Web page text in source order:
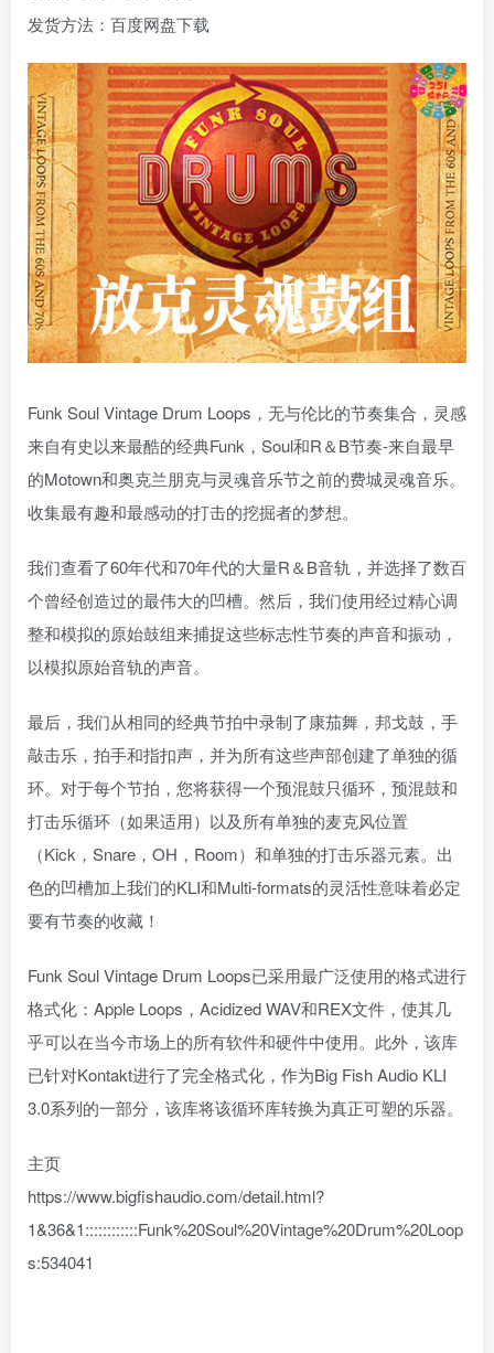
发货方法：百度网盘下载
Funk Soul Vintage Drum Loops，无与伦比的节奏集合，灵感
来自有史以来最酷的经典Funk，Soul和R＆B节奏-来自最早
的Motown和奥克兰朋克与灵魂音乐节之前的费城灵魂音乐。
收集最有趣和最感动的打击的挖掘者的梦想。
我们查看了60年代和70年代的大量R＆B音轨，并选择了数百
个曾经创造过的最伟大的凹槽。然后，我们使用经过精心调
整和模拟的原始鼓组来捕捉这些标志性节奏的声音和振动，
以模拟原始音轨的声音。
最后，我们从相同的经典节拍中录制了康茄舞，邦戈鼓，手
敲击乐，拍手和指扣声，并为所有这些声部创建了单独的循
环。对于每个节拍，您将获得一个预混鼓只循环，预混鼓和
打击乐循环（如果适用）以及所有单独的麦克风位置
（Kick，Snare，OH，Room）和单独的打击乐器元素。出
色的凹槽加上我们的KLI和Multi-formats的灵活性意味着必定
要有节奏的收藏！
Funk Soul Vintage Drum Loops已采用最广泛使用的格式进行
格式化：Apple Loops，Acidized WAV和REX文件，使其几
乎可以在当今市场上的所有软件和硬件中使用。此外，该库
已针对Kontakt进行了完全格式化，作为Big Fish Audio KLI
3.0系列的一部分，该库将该循环库转换为真正可塑的乐器。
主页
https://www.bigfishaudio.com/detail.html?
1&36&1::::::::::::Funk%20Soul%20Vintage%20Drum%20Loop
s:534041